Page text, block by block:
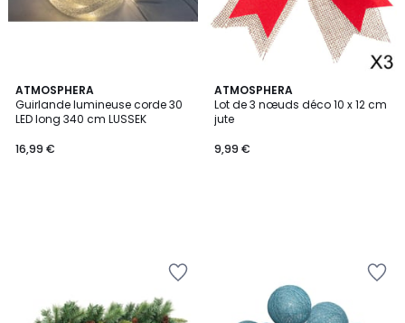
ATMOSPHERA
Guirlande lumineuse corde 30
LED long 340 cm LUSSEK
16,99 €
ATMOSPHERA
Lot de 3 nœuds déco 10 x 12 cm
jute
9,99 €